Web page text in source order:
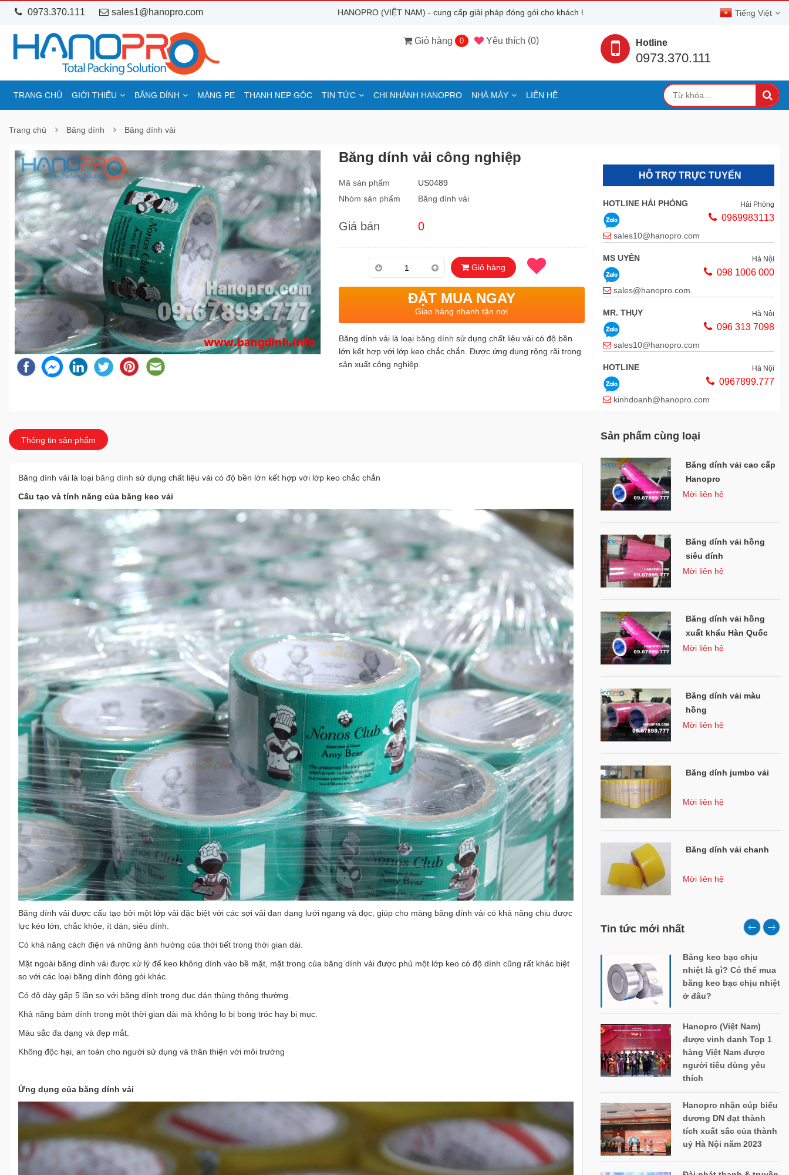
0973.370.111 sales1@hanopro.com HANOPRO (VIỆT NAM) - cung cấp giải pháp đóng gói cho khách hàng Tiếng Việt
Giỏ hàng 0 Yêu thích (0) Hotline
0973.370.111
TRANG CHỦ GIỚI THIỆU BĂNG DÍNH MÀNG PE THANH NẸP GÓC TIN TỨC CHI NHÁNH HANOPRO NHÀ MÁY LIÊN HỆ
Trang chủ Băng dính Băng dính vải
Băng dính vải công nghiệp
Mã sản phẩm
US0489
Nhóm sản phẩm
Băng dính vải
Giá bán 0
Giỏ hàng
ĐẶT MUA NGAY
Giao hàng nhanh tận nơi
Băng dính vải là loại băng dính sử dụng chất liệu vải có độ bền
lớn kết hợp với lớp keo chắc chắn. Được ứng dụng rộng rãi trong
sản xuất công nghiệp.
HỖ TRỢ TRỰC TUYẾN
HOTLINE HẢI PHÒNG Hải Phòng
0969983113
sales10@hanopro.com
MS UYÊN Hà Nội
098 1006 000
sales@hanopro.com
MR. THỤY Hà Nội
096 313 7098
sales10@hanopro.com
HOTLINE Hà Nội
0967899.777
kinhdoanh@hanopro.com
MS VÂN ANH
098 104 8862
chamsockhachhang@hanopro.com
0902 167 333
chamsockhachhang@hanopro.com
MR QUÂN
chamsockhachhang@hanopro.com
Thông tin sản phẩm
Băng dính vải là loại băng dính sử dụng chất liệu vải có độ bền lớn kết hợp với lớp keo chắc chắn
Cấu tạo và tính năng của băng keo vải
Băng dính vải được cấu tạo bởi một lớp vải đặc biệt với các sợi vải đan dạng lưới ngang và dọc, giúp cho màng băng dính vải có khả năng chịu được
lực kéo lớn, chắc khỏe, ít dán, siêu dính.
Có khả năng cách điện và những ảnh hưởng của thời tiết trong thời gian dài.
Mặt ngoài băng dính vải được xử lý để keo không dính vào bề mặt, mặt trong của băng dính vải được phủ một lớp keo có độ dính cũng rất khác biệt
so với các loại băng dính đóng gói khác.
Có độ dày gấp 5 lần so với băng dính trong đục dán thùng thông thường.
Khả năng bám dính trong một thời gian dài mà không lo bị bong tróc hay bị mục.
Màu sắc đa dạng và đẹp mắt.
Không độc hại, an toàn cho người sử dụng và thân thiện với môi trường
Ứng dụng của băng dính vải
Sản phẩm cùng loại
Băng dính vải cao cấp
Hanopro
Mời liên hệ
Băng dính vải hồng
siêu dính
Mời liên hệ
Băng dính vải hồng
xuất khẩu Hàn Quốc
Mời liên hệ
Băng dính vải màu
hồng
Mời liên hệ
Băng dính jumbo vải
Mời liên hệ
Băng dính vải chanh
Mời liên hệ
Tin tức mới nhất
Băng keo bạc chịu
nhiệt là gì? Có thể mua
băng keo bạc chịu nhiệt
ở đâu?
Hanopro (Việt Nam)
được vinh danh Top 1
hàng Việt Nam được
người tiêu dùng yêu
thích
Hanopro nhận cúp biểu
dương DN đạt thành
tích xuất sắc của thành
uỷ Hà Nội năm 2023